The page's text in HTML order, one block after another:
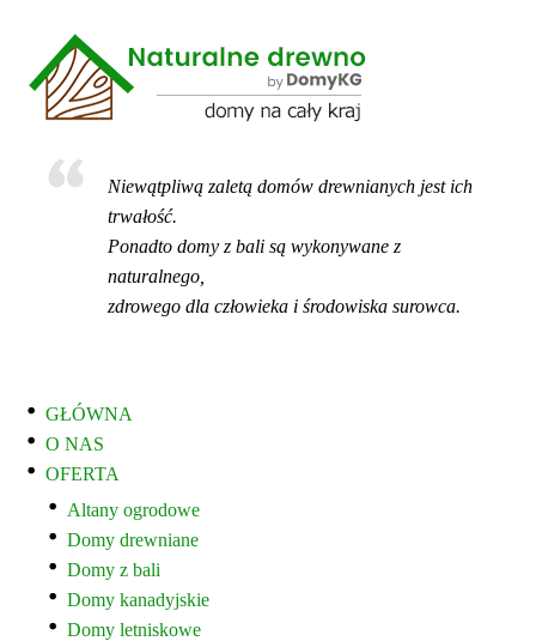
Niewątpliwą zaletą domów drewnianych jest ich
trwałość.
Ponadto domy z bali są wykonywane z
naturalnego,
zdrowego dla człowieka i środowiska surowca.
GŁÓWNA
O NAS
OFERTA
Altany ogrodowe
Domy drewniane
Domy z bali
Domy kanadyjskie
Domy letniskowe